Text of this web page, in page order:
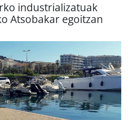
industrializatuak
Atsobakar egoitzan